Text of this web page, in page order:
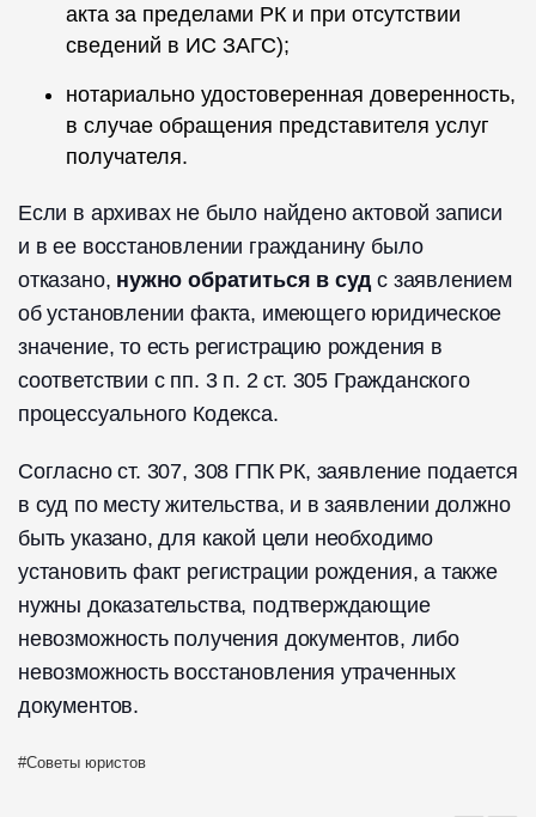
акта за пределами РК и при отсутствии
сведений в ИС ЗАГС);
нотариально удостоверенная доверенность,
в случае обращения представителя услуг
получателя.
Если в архивах не было найдено актовой записи
и в ее восстановлении гражданину было
отказано, нужно обратиться в суд с заявлением
об установлении факта, имеющего юридическое
значение, то есть регистрацию рождения в
соответствии с пп. 3 п. 2 ст. 305 Гражданского
процессуального Кодекса.
Согласно ст. 307, 308 ГПК РК, заявление подается
в суд по месту жительства, и в заявлении должно
быть указано, для какой цели необходимо
установить факт регистрации рождения, а также
нужны доказательства, подтверждающие
невозможность получения документов, либо
невозможность восстановления утраченных
документов.
Советы юристов